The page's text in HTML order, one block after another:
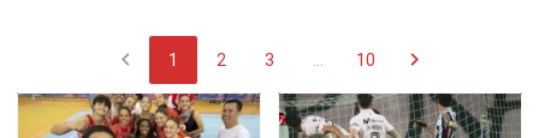
chevron_left 1 2 3 10 chevron_right